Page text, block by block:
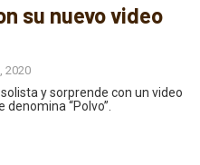
su nuevo video
2020
y sorprende con un video
“Polvo”.